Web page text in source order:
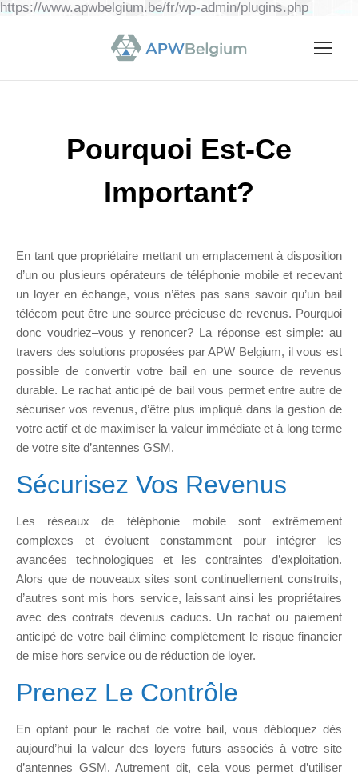
https://www.apwbelgium.be/fr/wp-admin/plugins.php
Pourquoi Est-Ce
Important?
En tant que propriétaire mettant un emplacement à disposition
d’un ou plusieurs opérateurs de téléphonie mobile et recevant
un loyer en échange, vous n’êtes pas sans savoir qu’un bail
télécom peut être une source précieuse de revenus. Pourquoi
donc voudriez–vous y renoncer? La réponse est simple: au
travers des solutions proposées par APW Belgium, il vous est
possible de convertir votre bail en une source de revenus
durable. Le rachat anticipé de bail vous permet entre autre de
sécuriser vos revenus, d’être plus impliqué dans la gestion de
votre actif et de maximiser la valeur immédiate et à long terme
de votre site d’antennes GSM.
Sécurisez Vos Revenus
Les réseaux de téléphonie mobile sont extrêmement
complexes et évoluent constamment pour intégrer les
avancées technologiques et les contraintes d’exploitation.
Alors que de nouveaux sites sont continuellement construits,
d’autres sont mis hors service, laissant ainsi les propriétaires
avec des contrats devenus caducs. Un rachat ou paiement
anticipé de votre bail élimine complètement le risque financier
de mise hors service ou de réduction de loyer.
Prenez Le Contrôle
En optant pour le rachat de votre bail, vous débloquez dès
aujourd’hui la valeur des loyers futurs associés à votre site
d’antennes GSM. Autrement dit, cela vous permet d’utiliser